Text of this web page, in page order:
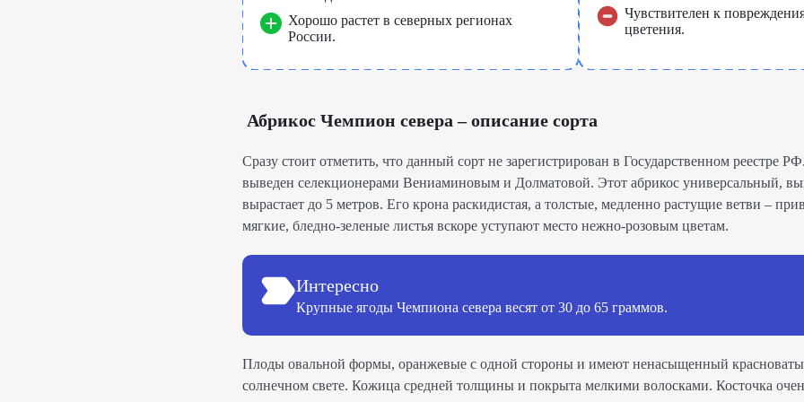
Хорошо растет в северных регионах
России.
Чувствителен к
цветения.
Абрикос Чемпион севера – описание сорта
Сразу стоит отметить, что данный сорт не зарегистрирован в Государственном реестре
выведен селекционерами Вениаминовым и Долматовой. Этот абрикос универсальный,
вырастает до 5 метров. Его крона раскидистая, а толстые, медленно растущие ветви –
мягкие, бледно-зеленые листья вскоре уступают место нежно-розовым цветам.
Интересно
Крупные ягоды Чемпиона севера весят от 30 до 65 граммов.
Плоды овальной формы, оранжевые с одной стороны и имеют ненасыщенный
солнечном свете. Кожица средней толщины и покрыта мелкими волосками. Косточка